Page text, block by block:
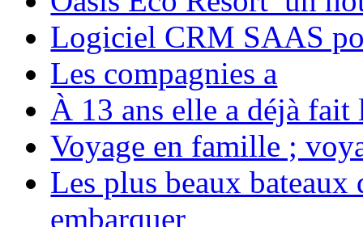
Logiciel CRM SAAS
Les compagnies a
À 13 ans elle a déjà
Voyage en famille ;
Les plus beaux bateaux
embarquer